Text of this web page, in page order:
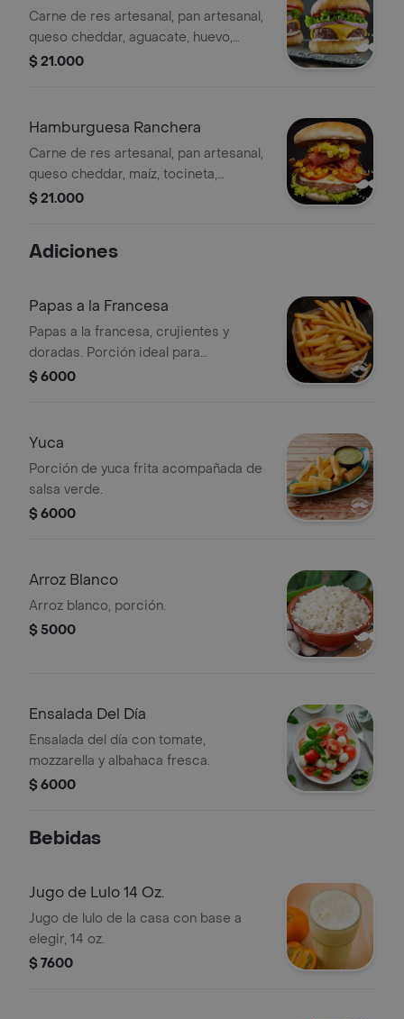
Carne de res artesanal, pan artesanal,
queso cheddar, aguacate, huevo,
chorizo, lechuga, cebolla, tomate,
$ 21.000
Hamburguesa Ranchera
Carne de res artesanal, pan artesanal,
queso cheddar, maíz, tocineta,
lechuga, cebolla, tomate, salsas .
$ 21.000
Adiciones
Papas a la Francesa
Papas a la francesa, crujientes y
doradas. Porción ideal para
acompañar tus comidas.
$ 6000
Yuca
Porción de yuca frita acompañada de
salsa verde.
$ 6000
Arroz Blanco
Arroz blanco, porción.
$ 5000
Ensalada Del Día
Ensalada del día con tomate,
mozzarella y albahaca fresca.
$ 6000
Bebidas
Jugo de Lulo 14 Oz.
Jugo de lulo de la casa con base a
elegir, 14 oz.
$ 7600